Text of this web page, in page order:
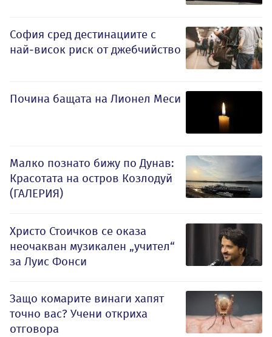
София сред дестинациите с
най-висок риск от джебчийство
Почина бащата на Лионел Меси
Малко познато бижу по Дунав:
Красотата на остров Козлодуй
(ГАЛЕРИЯ)
Христо Стоичков се оказа
неочакван музикален „учител“
за Луис Фонси
Защо комарите винаги хапят
точно вас? Учени откриха
отговора